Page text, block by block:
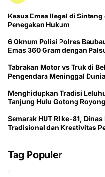
Kasus Emas Ilegal di
Penegakan Hukum
6 Oknum Polisi Polres
Emas 360 Gram dengan
Tabrakan Motor vs Truk di
Pengendara Meninggal Dunia
Menghidupkan Tradisi
Tanjung Hulu Gotong
Semarak HUT RI ke-81,
Tradisional dan Kreativitas
Tag Populer